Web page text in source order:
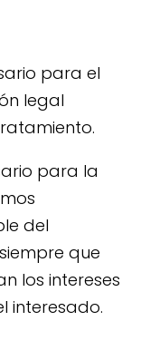
para el
legal
para la
del
que
los intereses
interesado.